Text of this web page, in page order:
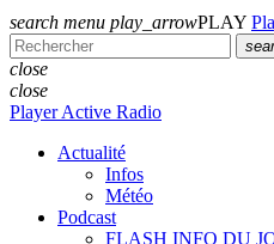
search menu play_arrowPLAY
close
close
Player Active Radio
Actualité
Infos
Météo
Podcast
FLASH INFO DU